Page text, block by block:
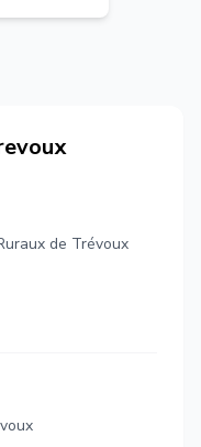
de Trévoux